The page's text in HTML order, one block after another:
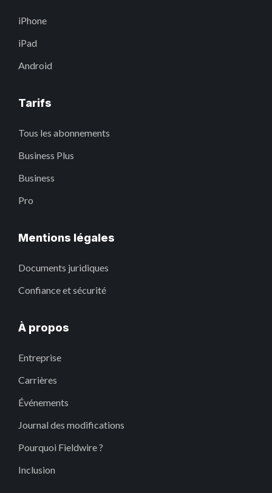
iPhone
iPad
Android
Tarifs
Tous les abonnements
Business Plus
Business
Pro
Mentions légales
Documents juridiques
Confiance et sécurité
À propos
Entreprise
Carrières
Événements
Journal des modifications
Pourquoi Fieldwire ?
Inclusion